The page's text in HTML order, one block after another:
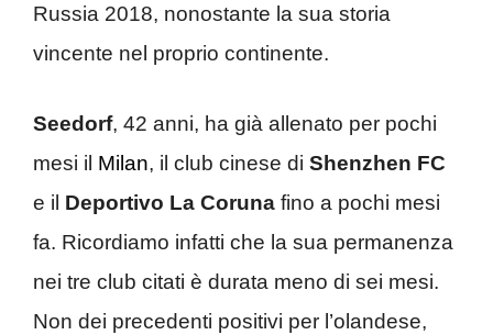
Russia 2018, nonostante la sua storia
vincente nel proprio continente.
Seedorf, 42 anni, ha già allenato per pochi
mesi il Milan, il club cinese di Shenzhen FC
e il Deportivo La Coruna fino a pochi mesi
fa. Ricordiamo infatti che la sua permanenza
nei tre club citati è durata meno di sei mesi.
Non dei precedenti positivi per l’olandese,